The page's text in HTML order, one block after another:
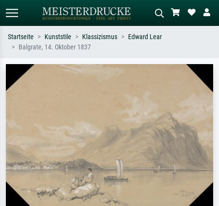
Suchen Sie nach Künstlern, Werktiteln
Sternennacht, Impressionismus, Welle
Beschreiben Sie die Szene – z.B. Grüne
Wiese, Abstrakt mit viel Rot, Dunkles
Ölgemälde, Stehender Akt neben einem
Startseite Kunststile Klassizismus
Edward Lear
Balgrate, 14. Oktober 1837